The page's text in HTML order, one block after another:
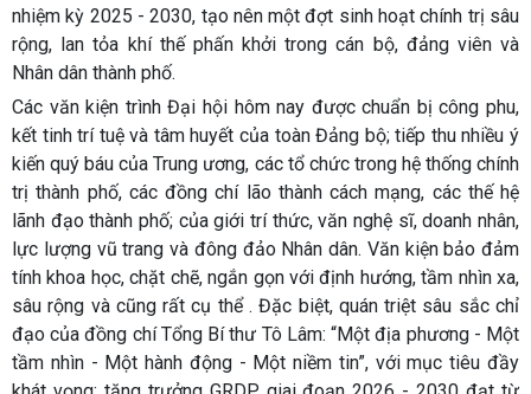
nhiệm kỳ 2025 - 2030, tạo nên một đợt sinh hoạt chính trị sâu
rộng, lan tỏa khí thế phấn khởi trong cán bộ, đảng viên và
Nhân dân thành phố.
Các văn kiện trình Đại hội hôm nay được chuẩn bị công phu,
kết tinh trí tuệ và tâm huyết của toàn Đảng bộ; tiếp thu nhiều ý
kiến quý báu của Trung ương, các tổ chức trong hệ thống chính
trị thành phố, các đồng chí lão thành cách mạng, các thế hệ
lãnh đạo thành phố; của giới trí thức, văn nghệ sĩ, doanh nhân,
lực lượng vũ trang và đông đảo Nhân dân. Văn kiện bảo đảm
tính khoa học, chặt chẽ, ngắn gọn với định hướng, tầm nhìn xa,
sâu rộng và cũng rất cụ thể . Đặc biệt, quán triệt sâu sắc chỉ
đạo của đồng chí Tổng Bí thư Tô Lâm: “Một địa phương - Một
tầm nhìn - Một hành động - Một niềm tin”, với mục tiêu đầy